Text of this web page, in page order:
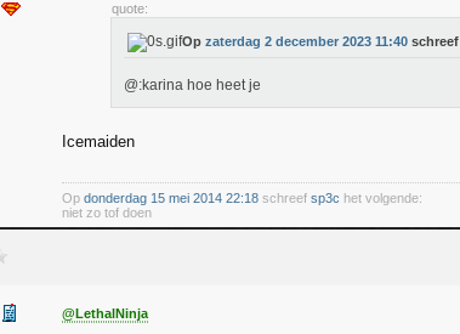
quote:
Op zaterdag 2 december 2023 11:40 schreef
@:karina hoe heet je
Icemaiden
Op donderdag 15 mei 2014 22:18 schreef sp3c het volgende:
niet zo tof doen
@LethalNinja